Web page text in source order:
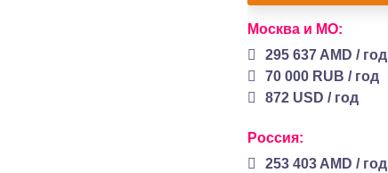
Москва и МО:
295 637 AMD / год
70 000 RUB / год
872 USD / год
Россия:
253 403 AMD / год